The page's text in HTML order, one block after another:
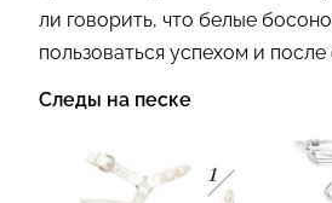
ли говорить, что белые
пользоваться успехом и после
Следы на песке